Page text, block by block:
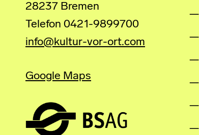
28237 Bremen
Telefon 0421-9899700
info@kultur-vor-ort.com
Google Maps